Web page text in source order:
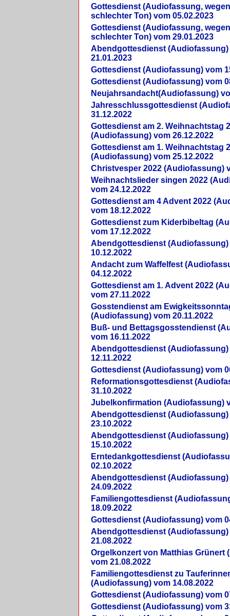
Gottesdienst (Audiofassung,
schlechter Ton) vom 05.02.2023
Gottesdienst (Audiofassung,
schlechter Ton) vom 29.01.2023
Abendgottesdienst (Audiofassung)
21.01.2023
Gottesdienst (Audiofassung) vom
Gottesdienst (Audiofassung) vom
Neujahrsandacht(Audiofassung)
Jahresschlussgottesdienst
31.12.2022
Gottesdienst am 2. Weihnachtstag
(Audiofassung) vom 26.12.2022
Gottesdienst am 1. Weihnachtstag
(Audiofassung) vom 25.12.2022
Christvesper 2022 (Audiofassung)
Weihnachtslieder singen 2022
vom 24.12.2022
Gottesdienst am 4 Advent 2022
vom 18.12.2022
Gottesdienst zum Kiderbibeltag
vom 17.12.2022
Abendgottesdienst (Audiofassung)
10.12.2022
Andacht zum Waffelfest
04.12.2022
Gottesdienst am 1. Advent 2022
vom 27.11.2022
Gosstendienst am
(Audiofassung) vom 20.11.2022
Buß- und Bettagsgosstendienst
vom 16.11.2022
Abendgottesdienst (Audiofassung)
12.11.2022
Gottesdienst (Audiofassung) vom
Reformationsgottesdienst
31.10.2022
Jubelkonfirmation (Audiofassung)
Abendgottesdienst (Audiofassung)
23.10.2022
Abendgottesdienst (Audiofassung)
15.10.2022
Erntedankgottesdienst
02.10.2022
Abendgottesdienst (Audiofassung)
24.09.2022
Familiengottesdienst
18.09.2022
Gottesdienst (Audiofassung) vom
Abendgottesdienst (Audiofassung)
21.08.2022
Orgelkonzert von Matthias Grünert
vom 21.08.2022
Familiengottesdienst zu
(Audiofassung) vom 14.08.2022
Gottesdienst (Audiofassung) vom
Gottesdienst (Audiofassung) vom